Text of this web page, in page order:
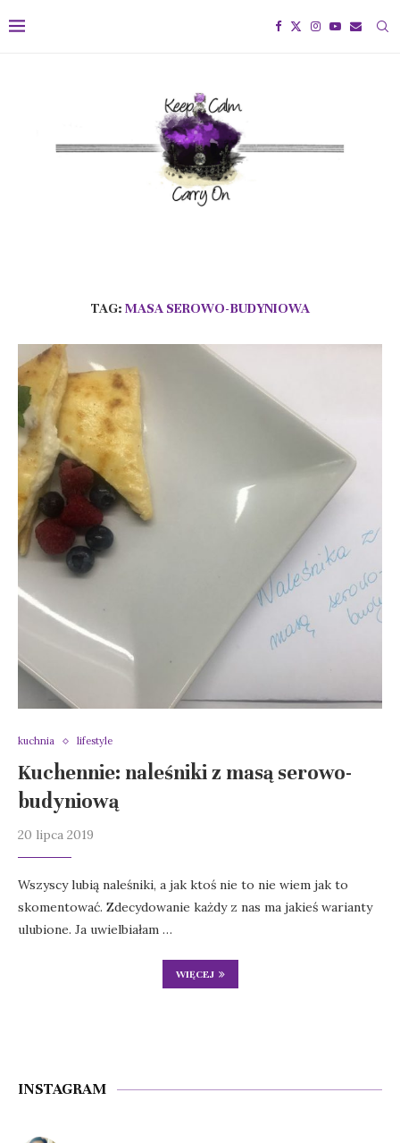
TAG: MASA SEROWO-BUDYNIOWA
kuchnia lifestyle
Kuchennie: naleśniki z masą serowo-
budyniową
20 lipca 2019
Wszyscy lubią naleśniki, a jak ktoś nie to nie wiem jak to
skomentować. Zdecydowanie każdy z nas ma jakieś warianty
ulubione. Ja uwielbiałam …
WIĘCEJ
INSTAGRAM